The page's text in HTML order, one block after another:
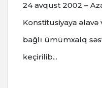
24 avqust 2002 –
Konstitusiyaya
bağlı ümümxalq
keçirilib...